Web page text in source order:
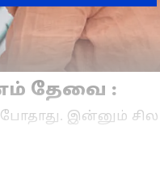
தேவை :
போதாது. இன்னும்